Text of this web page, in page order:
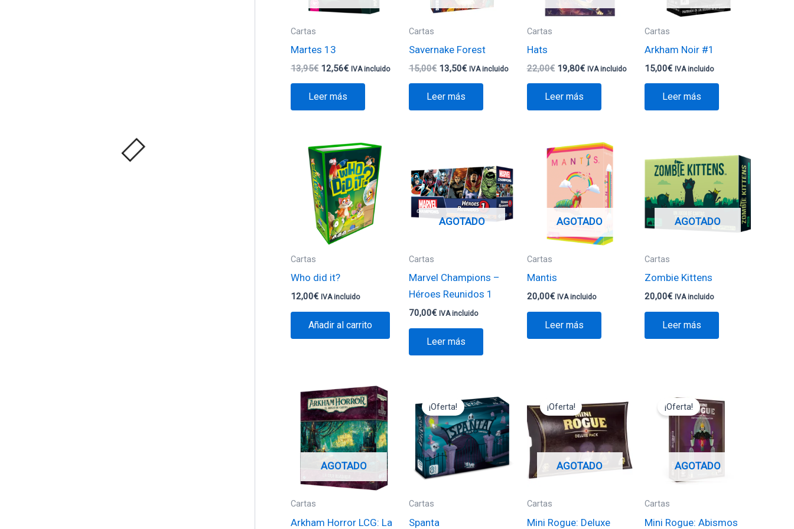
Cartas
Martes 13
13,95€ 12,56€ IVA incluido
Leer más
Cartas
Savernake Forest
15,00€ 13,50€ IVA incluido
Leer más
Cartas
Hats
22,00€ 19,80€ IVA incluido
Leer más
Cartas
Arkham Noir #1
15,00€ IVA incluido
Leer más
Cartas
Who did it?
12,00€ IVA incluido
Añadir al carrito
AGOTADO
Cartas
Marvel Champions –
Héroes Reunidos 1
70,00€ IVA incluido
Leer más
AGOTADO
Cartas
Mantis
20,00€ IVA incluido
Leer más
AGOTADO
Cartas
Zombie Kittens
20,00€ IVA incluido
Leer más
AGOTADO
Cartas
Arkham Horror LCG: La
¡Oferta!
Cartas
Spanta
precio
original
era:
19,95€.
precio
actual
es:
17,96€.
AGOTADO
¡Oferta!
Cartas
Mini Rogue: Deluxe
precio
original
era:
24,95€.
precio
actual
es:
22,46€.
AGOTADO
¡Oferta!
Cartas
Mini Rogue: Abismos
precio
original
12,00€.
precio
actual
es:
10,80€.